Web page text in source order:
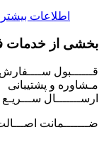
اطلاعات بیشتر
بخشی از خدمات
قــــــبول ســــفارش
مـشاوره و پشتیبانی
ارســـــــال ســـریـع
ضـــــــمانت